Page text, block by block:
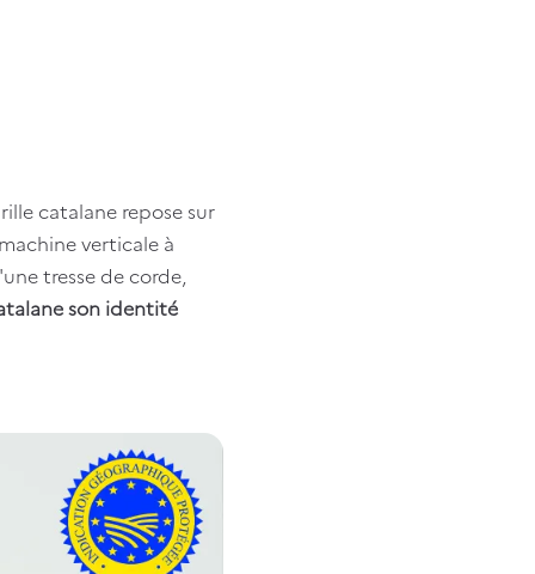
catalane repose sur
verticale à
tresse de corde,
son identité